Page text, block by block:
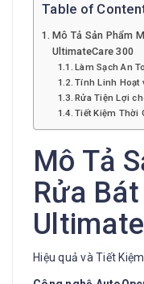
Table of
Mô Tả Sản Phẩm
UltimateCare 300
Làm Sạch An
Tính Linh Hoạt
Rửa Tiện Lợi
Tiết Kiệm Thời
Mô Tả
Rửa
Hiệu quả và Tiết